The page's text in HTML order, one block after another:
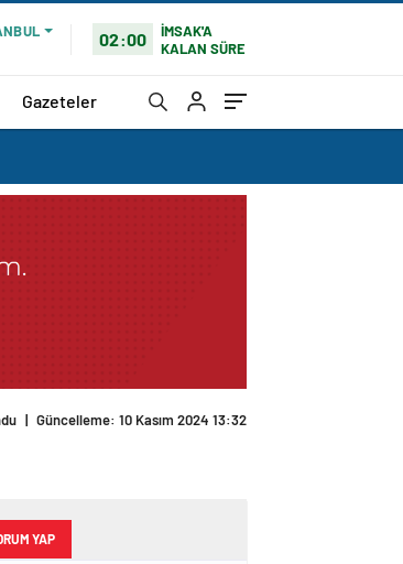
02:00
İMSAK'A
KALAN SÜRE
Gazeteler
YAP